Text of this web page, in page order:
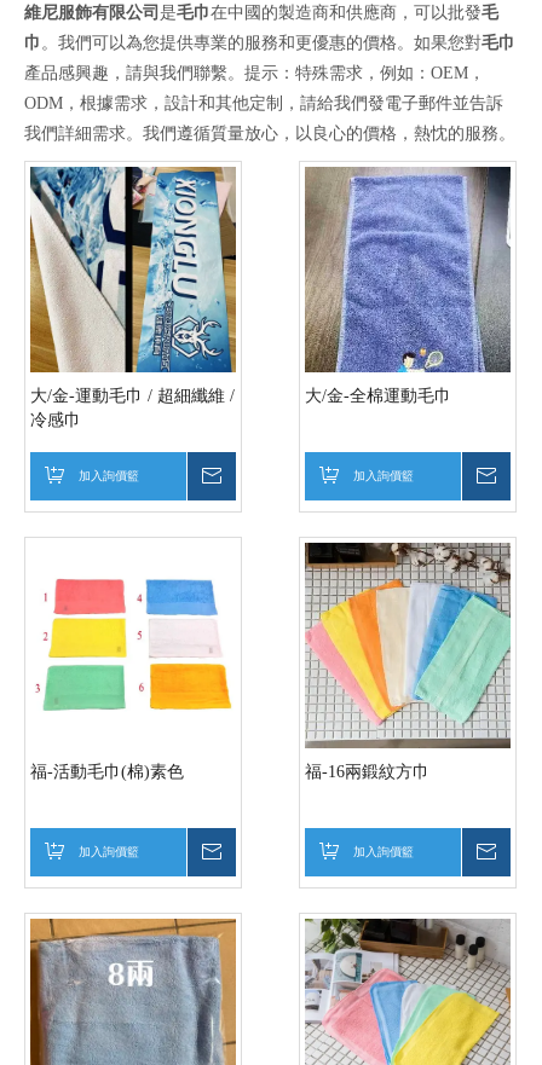
維尼服飾有限公司 是毛巾在中國的製造商和供應商，可以批發毛
巾 。我們可以為您提供專業的服務和更優惠的價格。如果您對毛巾
產品感興趣，請與我們聯繫。提示：特殊需求，例如：OEM，
ODM，根據需求，設計和其他定制，請給我們發電子郵件並告訴
我們詳細需求。我們遵循質量放心，以良心的價格，熱忱的服務。
大/金-運動毛巾 / 超細纖維 /
冷感巾
加入詢價籃
大/金-全棉運動毛巾
加入詢價籃
福-活動毛巾(棉)素色
加入詢價籃
福-16兩鍛紋方巾
加入詢價籃